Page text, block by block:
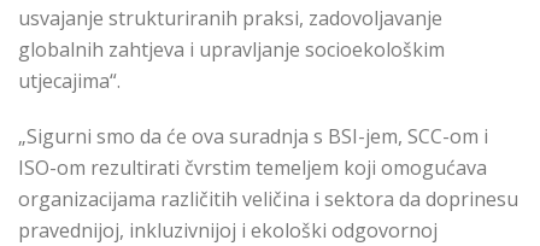
usvajanje strukturiranih praksi, zadovoljavanje
globalnih zahtjeva i upravljanje socioekološkim
utjecajima“.
„Sigurni smo da će ova suradnja s BSI-jem, SCC-om i
ISO-om rezultirati čvrstim temeljem koji omogućava
organizacijama različitih veličina i sektora da doprinesu
pravednijoj, inkluzivnijoj i ekološki odgovornoj